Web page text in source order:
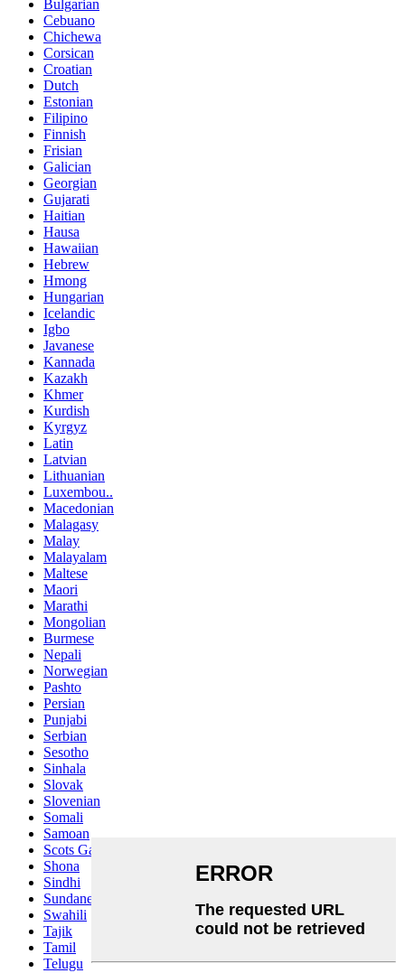
Bulgarian
Cebuano
Chichewa
Corsican
Croatian
Dutch
Estonian
Filipino
Finnish
Frisian
Galician
Georgian
Gujarati
Haitian
Hausa
Hawaiian
Hebrew
Hmong
Hungarian
Icelandic
Igbo
Javanese
Kannada
Kazakh
Khmer
Kurdish
Kyrgyz
Latin
Latvian
Lithuanian
Luxembou..
Macedonian
Malagasy
Malay
Malayalam
Maltese
Maori
Marathi
Mongolian
Burmese
Nepali
Norwegian
Pashto
Persian
Punjabi
Serbian
Sesotho
Sinhala
Slovak
Slovenian
Somali
Samoan
Scots Gaelic
Shona
Sindhi
Sundanese
Swahili
Tajik
Tamil
Telugu